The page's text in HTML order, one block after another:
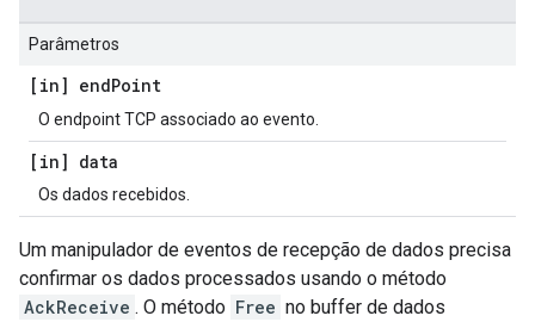
Parâmetros
[in] endPoint
O endpoint TCP associado ao evento.
[in] data
Os dados recebidos.
Um manipulador de eventos de recepção de dados precisa
confirmar os dados processados usando o método
AckReceive . O método Free no buffer de dados